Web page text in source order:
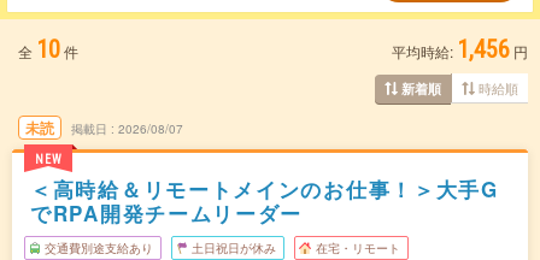
全 10件 平均時給: 1,456 円
新着順 時給順
未読
NEW
掲載日 2026/08/07
＜高時給＆リモートメインのお仕事！＞大手G
でRPA開発チームリーダー
交通費別途支給あり 土日祝日が休み 在宅・リモート